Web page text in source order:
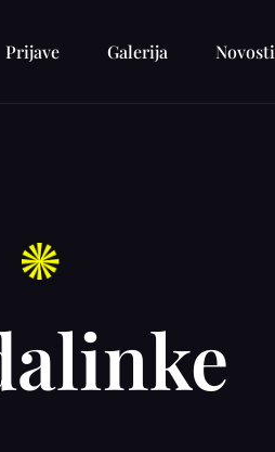
Prijave Galerija Novosti